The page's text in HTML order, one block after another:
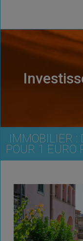
IMMOBILIER :
POUR 1 EURO